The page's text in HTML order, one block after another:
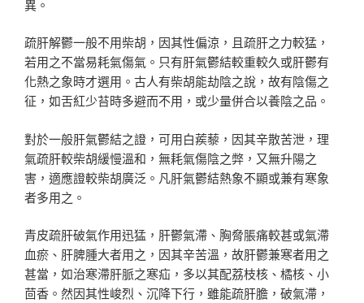
異。
疏肝解鬱一般不用柴胡，因其性偏涼，且疏肝之力較猛，
若用之不當易耗氣傷氣。只有肝氣鬱結較重較久或肝鬱有
化熱之象時才選用。古人有柴胡能劫陰之說，故有陰傷之
征，如舌紅少苔時多避而不用，或少量併合以養陰之品。
對於一般肝氣鬱結之證，可用白蒺藜，因其辛散苦泄，理
氣疏肝較柴胡緩慢溫和，無耗氣傷陰之弊，又無升陽之
害，適應證較柴胡廣泛。凡肝氣鬱結熱象不顯或兼有寒象
者多用之。
青皮疏肝破氣作用迅猛，肝鬱氣滯、胸脅脹痛較甚或氣滯
血瘀、肝脾腫大者用之，因其辛苦溫，故肝鬱兼寒者用之
甚當，如治寒滯肝脈之寒疝，多以其配荔枝核、橘核、小
茴香。然因其性峻烈、沉降下行，雖能疏肝膽，破氣滯，